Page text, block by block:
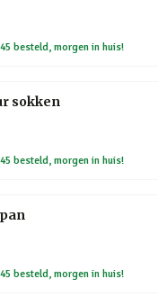
besteld, morgen in huis!
sokken
besteld, morgen in huis!
besteld, morgen in huis!